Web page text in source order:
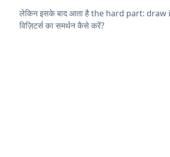
लेकिन इसके बाद आता है the hard part:
विज़िटर्स का समर्थन कैसे करें?